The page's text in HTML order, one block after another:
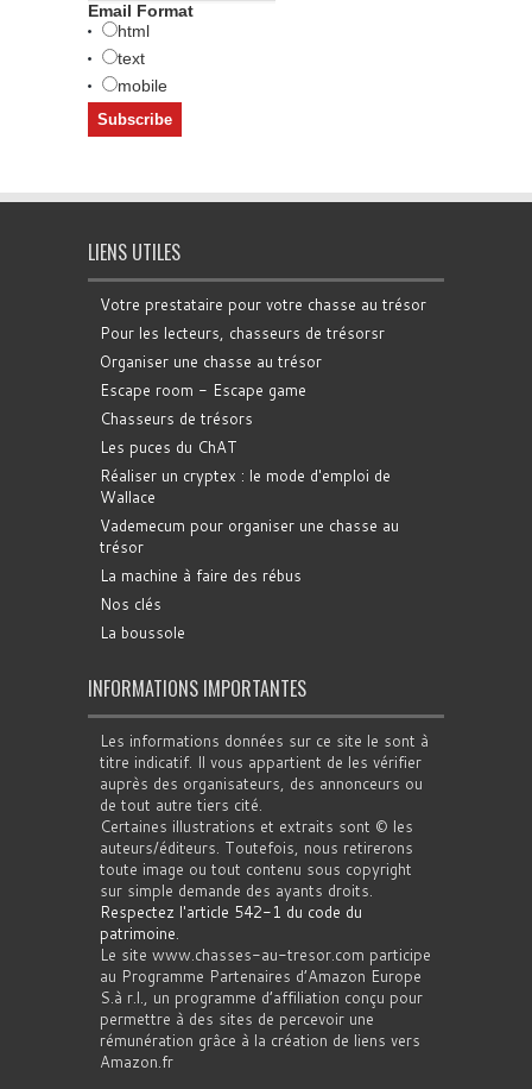
Email Format
html
text
mobile
LIENS UTILES
Votre prestataire pour votre chasse au trésor
Pour les lecteurs, chasseurs de trésorsr
Organiser une chasse au trésor
Escape room - Escape game
Chasseurs de trésors
Les puces du ChAT
Réaliser un cryptex : le mode d'emploi de
Wallace
Vademecum pour organiser une chasse au
trésor
La machine à faire des rébus
Nos clés
La boussole
INFORMATIONS IMPORTANTES
Les informations données sur ce site le sont à
titre indicatif. Il vous appartient de les vérifier
auprès des organisateurs, des annonceurs ou
de tout autre tiers cité.
Certaines illustrations et extraits sont © les
auteurs/éditeurs. Toutefois, nous retirerons
toute image ou tout contenu sous copyright
sur simple demande des ayants droits.
Respectez l'article 542-1 du code du
patrimoine.
Le site www.chasses-au-tresor.com participe
au Programme Partenaires d’Amazon Europe
S.à r.l., un programme d’affiliation conçu pour
permettre à des sites de percevoir une
rémunération grâce à la création de liens vers
Amazon.fr